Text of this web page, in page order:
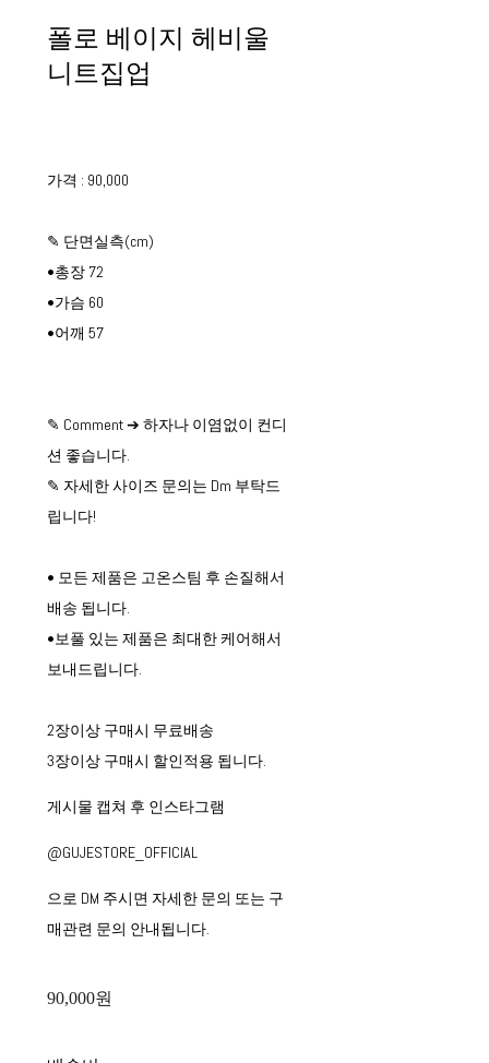
폴로 베이지 헤비울
니트집업
가격 : 90,000
✎ 단면실측(cm)
•총장 72
•가슴 60
•어깨 57
✎ Comment ➔ 하자나 이염없이 컨디
션 좋습니다.
✎ 자세한 사이즈 문의는 Dm 부탁드
립니다!
• 모든 제품은 고온스팀 후 손질해서
배송 됩니다.
•보풀 있는 제품은 최대한 케어해서
보내드립니다.
2장이상 구매시 무료배송
3장이상 구매시 할인적용 됩니다.
게시물 캡쳐 후 인스타그램
@GUJESTORE_OFFICIAL
으로 DM 주시면 자세한 문의 또는 구
매관련 문의 안내됩니다.
90,000원